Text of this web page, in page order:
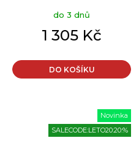
do 3 dnů
1 305 Kč
DO KOŠÍKU
Novinka
SALECODE:LETO20:20:%